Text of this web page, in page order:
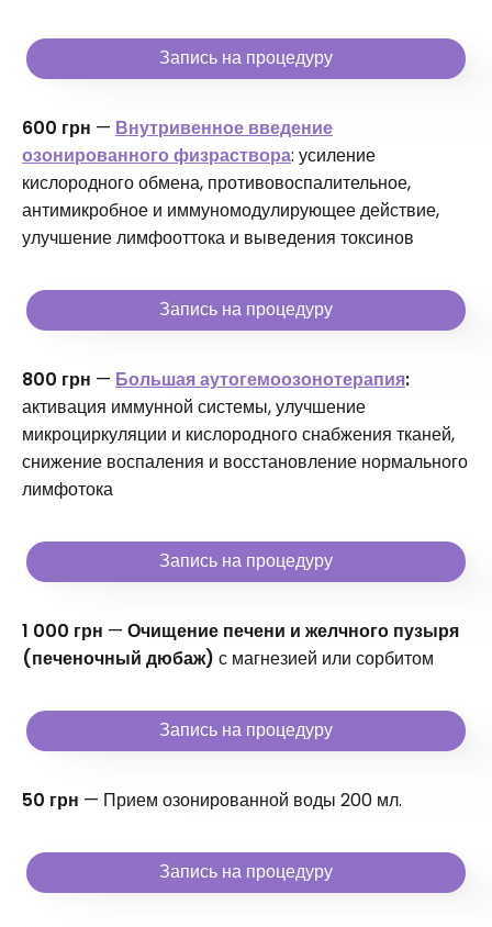
Запись на процедуру
600 грн — Внутривенное введение
озонированного физраствора: усиление
кислородного обмена, противовоспалительное,
антимикробное и иммуномодулирующее действие,
улучшение лимфооттока и выведения токсинов
Запись на процедуру
800 грн — Большая аутогемоозонотерапия:
активация иммунной системы, улучшение
микроциркуляции и кислородного снабжения тканей,
снижение воспаления и восстановление нормального
лимфотока
Запись на процедуру
1 000 грн — Очищение печени и желчного пузыря
(печеночный дюбаж) с магнезией или сорбитом
Запись на процедуру
50 грн — Прием озонированной воды 200 мл.
Запись на процедуру